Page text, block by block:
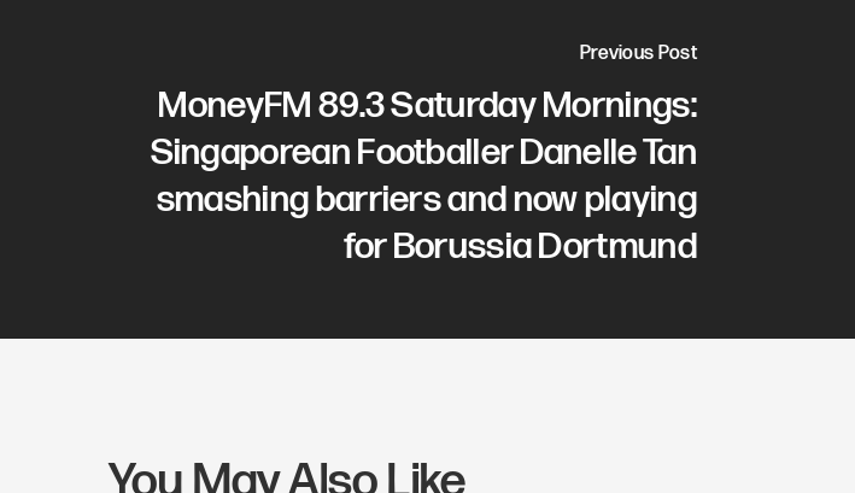
Previous Post
MoneyFM 89.3 Saturday Mornings:
Singaporean Footballer Danelle Tan
smashing barriers and now playing
for Borussia Dortmund